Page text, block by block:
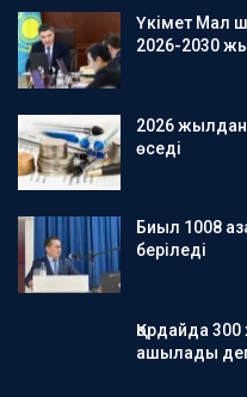
Үкімет Мал
2026-2030
2026
өседі
Биыл 1008
беріледі
Қордайда
ашылады